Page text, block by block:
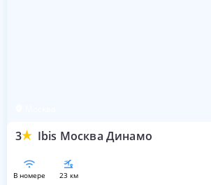
3 Ibis Москва Динамо
в номере 23 км